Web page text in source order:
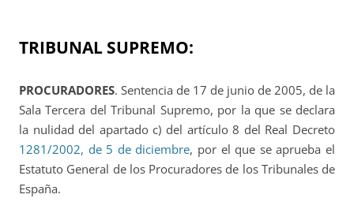
TRIBUNAL SUPREMO:
PROCURADORES. Sentencia de 17 de junio de 2005, de la
Sala Tercera del Tribunal Supremo, por la que se declara
la nulidad del apartado c) del artículo 8 del Real Decreto
1281/2002, de 5 de diciembre, por el que se aprueba el
Estatuto General de los Procuradores de los Tribunales de
España.